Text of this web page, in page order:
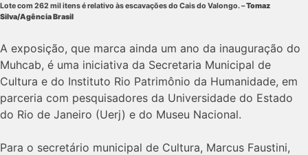
Lote com 262 mil itens é relativo às escavações do Cais do Valongo. –Tomaz
Silva/Agência Brasil
A exposição, que marca ainda um ano da inauguração do
Muhcab, é uma iniciativa da Secretaria Municipal de
Cultura e do Instituto Rio Patrimônio da Humanidade, em
parceria com pesquisadores da Universidade do Estado
do Rio de Janeiro (Uerj) e do Museu Nacional.
Para o secretário municipal de Cultura, Marcus Faustini,